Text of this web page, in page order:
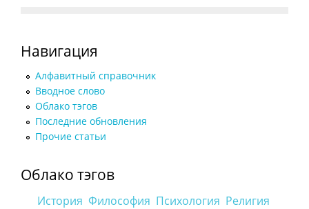
Навигация
Алфавитный справочник
Вводное слово
Облако тэгов
Последние обновления
Прочие статьи
Облако тэгов
История Философия Психология Религия